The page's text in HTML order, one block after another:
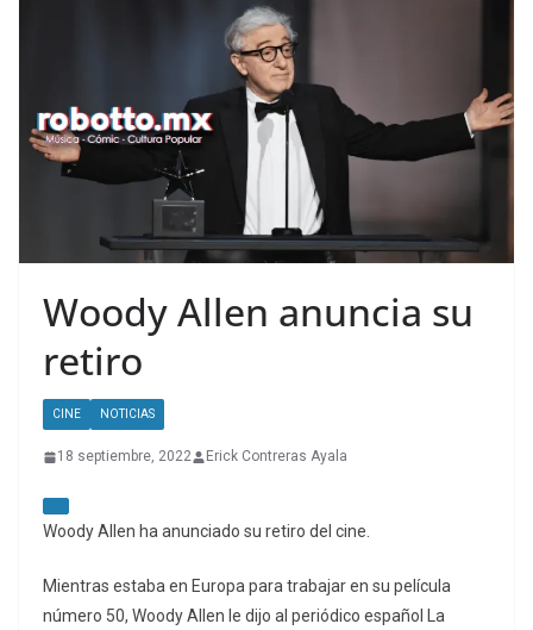
Woody Allen anuncia su
retiro
CINE NOTICIAS
18 septiembre, 2022 Erick Contreras Ayala
Woody Allen ha anunciado su retiro del cine.
Mientras estaba en Europa para trabajar en su película
número 50, Woody Allen le dijo al periódico español La